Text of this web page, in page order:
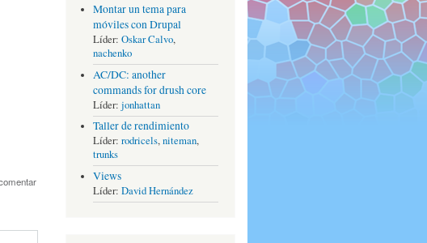
Montar un tema para
móviles con Drupal
Líder: Oskar Calvo,
nachenko
AC/DC: another
commands for drush core
Líder: jonhattan
Taller de rendimiento
Líder: rodricels,niteman,
trunks
Views
Líder: David Hernández